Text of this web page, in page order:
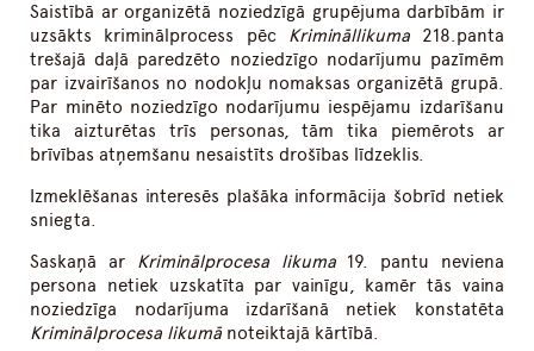
Saistībā ar organizētā noziedzīgā grupējuma darbībām ir
uzsākts kriminālprocess pēc Krimināllikuma218.panta
trešajā daļā paredzēto noziedzīgo nodarījumu pazīmēm
par izvairīšanos no nodokļu nomaksas organizētā grupā.
Par minēto noziedzīgo nodarījumu iespējamu izdarīšanu
tika aizturētas trīs personas, tām tika piemērots ar
brīvības atņemšanu nesaistīts drošības līdzeklis.
Izmeklēšanas interesēs plašāka informācija šobrīd netiek
sniegta.
Saskaņā ar Kriminālprocesa likuma19. pantu neviena
persona netiek uzskatīta par vainīgu, kamēr tās vaina
noziedzīga nodarījuma izdarīšanā netiek konstatēta
Kriminālprocesa likumānoteiktajā kārtībā.